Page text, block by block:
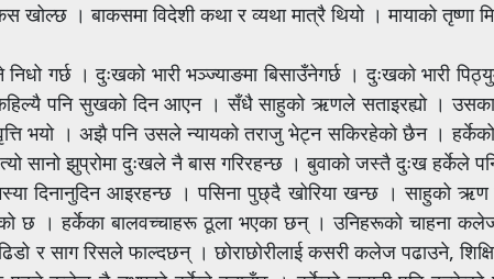
खोल्छ । बाकसमा विदेशी कथा र व्यथा मात्रै थियो । मायाको तृष्णा
गर्छ । दुःखको भारी भञ्ज्याङमा बिसाउँनेगर्छ । दुःखको भारी
कहिल्यै पनि सुखको दिन आएन । सँधै साहुको ऋणले सताइरह्यो ।
भयो । अझै पनि उसले न्यायको तराजु भेट्न सकिरहेको छैन ।
सानो झुप्रोमा दुःखले नै बास गरिरहन्छ । बुवाको जस्तै दुःख हर्केले
दिनानुदिन आइरहन्छ । पसिना पुछ्दै खोरिया खन्छ । साहुको ऋण
छ । हर्केका बालवच्चाहरू ठूला भएका छन् । उनिहरूको
र साग रिसले फाल्दछन् । छोराछोरीलाई कसरी कलेज पढाउने,